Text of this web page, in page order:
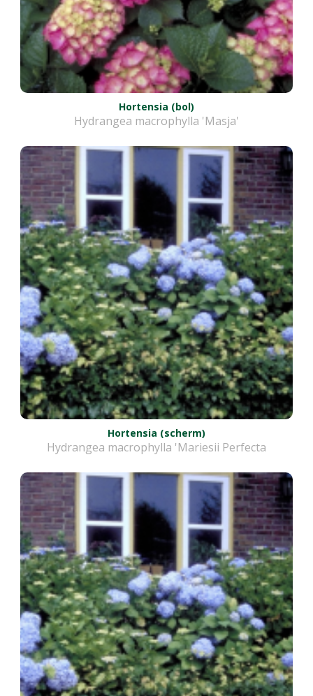
Hortensia (bol)
Hydrangea macrophylla 'Masja'
Hortensia (scherm)
Hydrangea macrophylla 'Mariesii Perfecta